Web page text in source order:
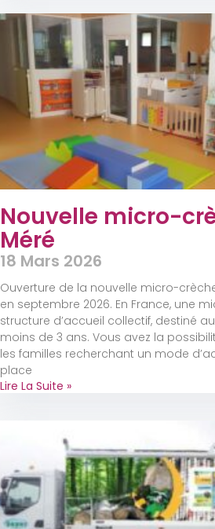
Nouvelle micro-
Méré
18 Mars 2026
Ouverture de la nouvelle micro-
en septembre 2026. En France, une
structure d’accueil collectif, destiné
moins de 3 ans. Vous avez la
les familles recherchant un mode
place
Lire La Suite »